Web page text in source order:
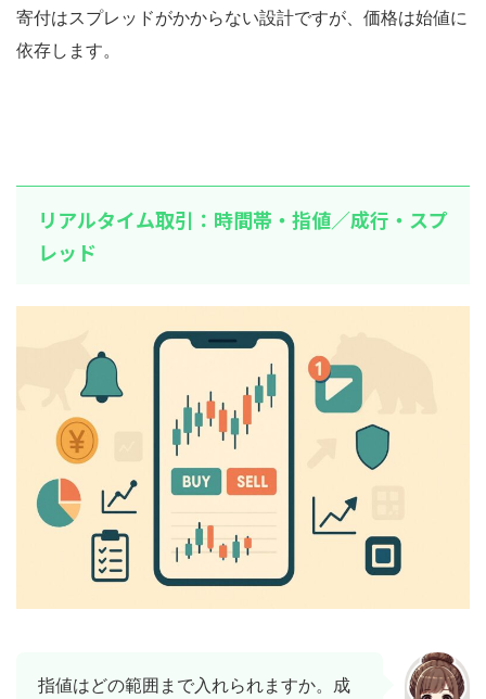
寄付はスプレッドがかからない設計ですが、価格は始値に
依存します。
リアルタイム取引：時間帯・指値／成行・スプ
レッド
指値はどの範囲まで入れられますか。成